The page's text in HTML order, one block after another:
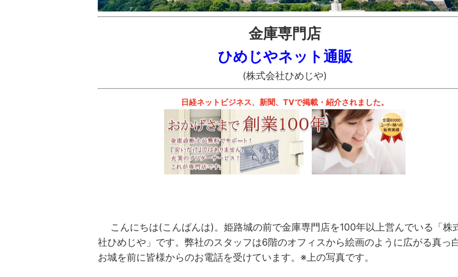
金庫専門店
ひめじやネット通販
(株式会社ひめじや)
日経ネットビジネス、新聞、TVで掲載・紹介されました。
こんにちは(こんばんは)。姫路城の前で金庫専門店を100年以上営んでいる「株
社ひめじや」です。弊社のスタッフは6階のオフィスから絵画のように広がる真っ
お城を前に皆様からのお電話を受けています。※上の写真です。